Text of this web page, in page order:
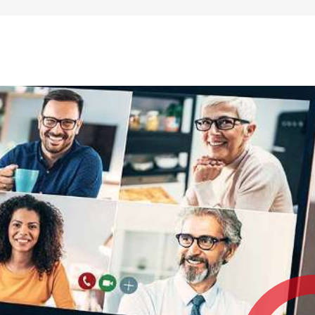
im Oberharz ist. „Der
es hier keine festen
schon schwieriger.“ Für
Hohegeiß war die
zu schwer, aber
fegt er mit der
Feuerwehr dafür
Viel Reden
Junge nicht, aber auf die
gab es immerhin
und ein deutliches „Ja!“
auch die
zu ihren
Team um